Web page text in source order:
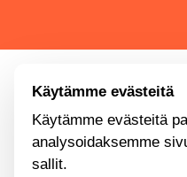
Käytämme evästeitä
Käytämme evästeitä
analysoidaksemme
sallit.